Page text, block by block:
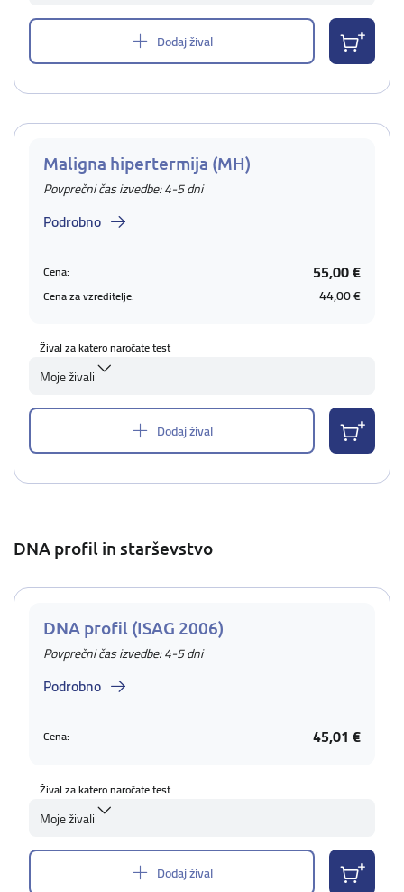
Dodaj žival
Maligna hipertermija (MH)
Povprečni čas izvedbe: 4-5 dni
Podrobno
Cena: 55,00 €
Cena za vzreditelje: 44,00 €
Žival za katero naročate test
Moje živali
Dodaj žival
DNA profil in starševstvo
DNA profil (ISAG 2006)
Povprečni čas izvedbe: 4-5 dni
Podrobno
Cena: 45,01 €
Žival za katero naročate test
Moje živali
Dodaj žival